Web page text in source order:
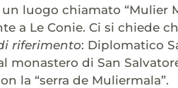
luogo chiamato “Mulier
a Le Conie. Ci si chiede
riferimento: Diplomatico
monastero di San
la “serra de Muliermala”.